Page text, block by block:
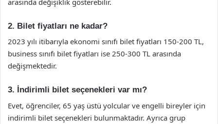
2. Bilet fiyatları ne kadar?
2023 yılı itibarıyla ekonomi sınıfı bilet fiyatları 150-200 TL,
business sınıfı bilet fiyatları ise 250-300 TL arasında
değişmektedir.
3. İndirimli bilet seçenekleri var mı?
Evet, öğrenciler, 65 yaş üstü yolcular ve engelli bireyler için
indirimli bilet seçenekleri bulunmaktadır. Ayrıca grup